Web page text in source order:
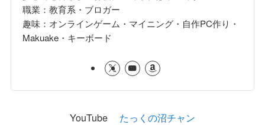
職業：教育系・ブロガー
趣味：オンラインゲーム・マイニング・自作PC作り・
Makuake・キーボード
YouTube たっくの沼チャン